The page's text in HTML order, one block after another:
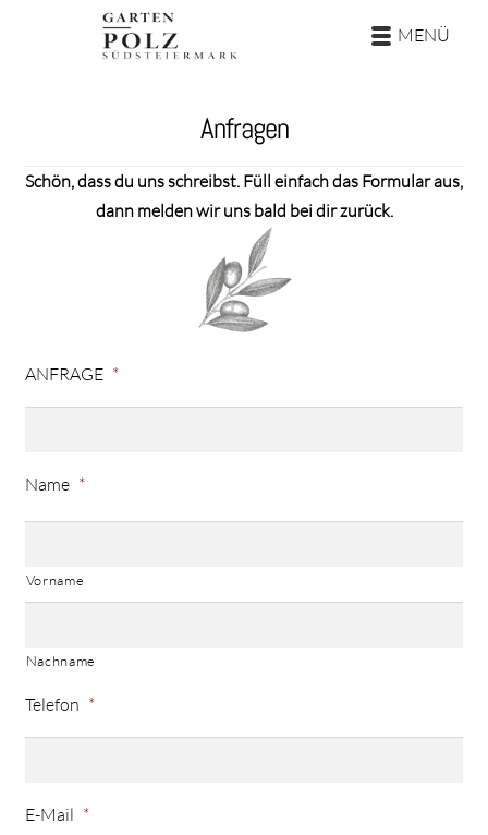
Navigation
MENÜ
GARTEN
Anfragen
Schön, dass du uns schreibst. Füll einfach das Formular aus,
dann melden wir uns bald bei dir zurück.
ANFRAGE *
Name *
Vorname
Nachname
Telefon *
E-Mail *